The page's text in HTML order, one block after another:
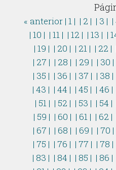
« anterior| 1 | | 2 | | 3 | |
| 10 | | 11 | | 12 | | 13 | |
| 19 | | 20 | | 21 | | 22 |
| 27 | | 28 | | 29 | | 30 |
| 35 | | 36 | | 37 | | 38 |
| 43 | | 44 | | 45 | | 46 |
| 51 | | 52 | | 53 | | 54 |
| 59 | | 60 | | 61 | | 62 |
| 67 | | 68 | | 69 | | 70 |
| 75 | | 76 | | 77 | | 78 |
| 83 | | 84 | | 85 | | 86 |